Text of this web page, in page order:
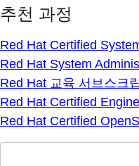
추천 과정
Red Hat Certified
Red Hat System
Red Hat 교육 서브스크
Red Hat Certified
Red Hat Certified